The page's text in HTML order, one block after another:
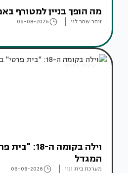
מה הופך בניין למטורף
זוהר שחר לוי 06-08-2026
עיצוב בתים
וילה בקומה ה-
המגדל
מערכת בית ונוי 06-08-2026